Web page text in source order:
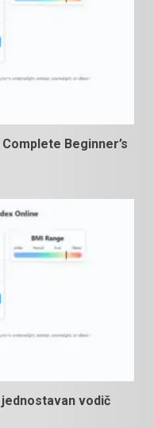
Beginner’s
vodič